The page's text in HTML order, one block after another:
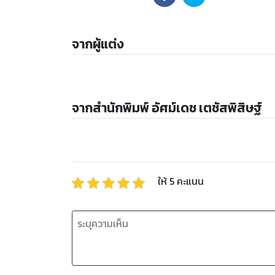
จากผู้แต่ง
จากสำนักพิมพ์ อัศม์เดช เตชัสพิสิษฐ์
ให้ 5 คะแนน